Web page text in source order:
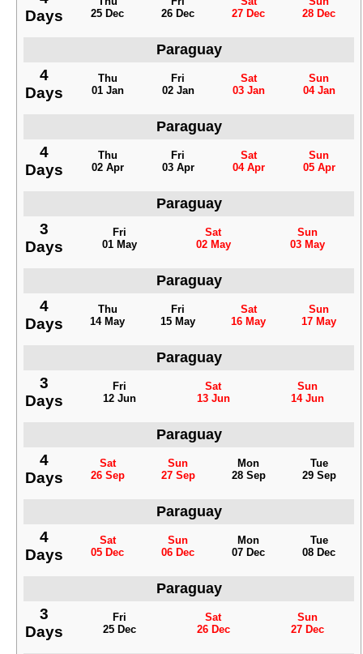
Days
25 Dec
26 Dec
27 Dec
28 Dec
Paraguay
4
Days
Thu
01 Jan
Fri
02 Jan
Sat
03 Jan
Sun
04 Jan
Paraguay
4
Days
Thu
02 Apr
Fri
03 Apr
Sat
04 Apr
Sun
05 Apr
Paraguay
3
Days
Fri
01 May
Sat
02 May
Sun
03 May
Paraguay
4
Days
Thu
14 May
Fri
15 May
Sat
16 May
Sun
17 May
Paraguay
3
Days
Fri
12 Jun
Sat
13 Jun
Sun
14 Jun
Paraguay
4
Days
Sat
26 Sep
Sun
27 Sep
Mon
28 Sep
Tue
29 Sep
Paraguay
4
Days
Sat
05 Dec
Sun
06 Dec
Mon
07 Dec
Tue
08 Dec
Paraguay
3
Days
Fri
25 Dec
Sat
26 Dec
Sun
27 Dec